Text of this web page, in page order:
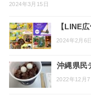
2024年3月15日
【LINE
2024年2月6日
沖縄県民
2022年12月7